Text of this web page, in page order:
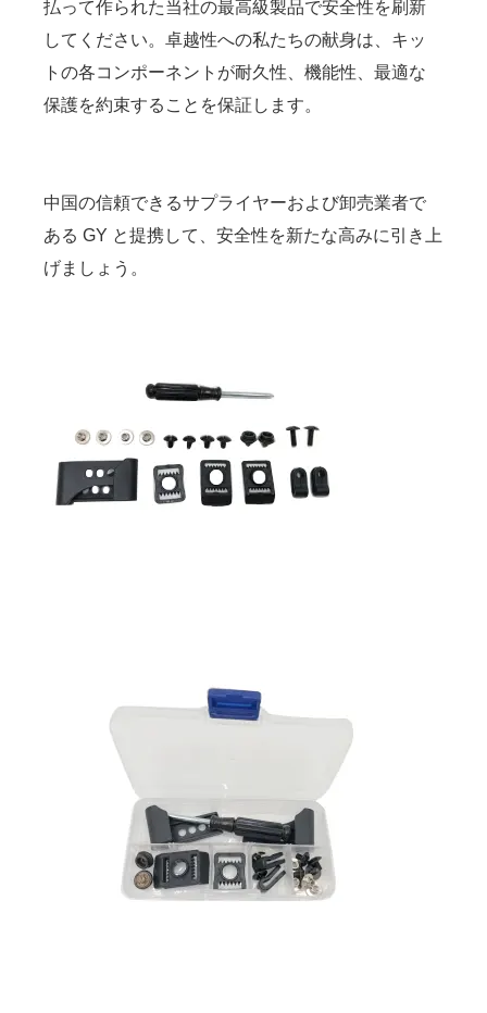
払って作られた当社の最高級製品で安全性を刷新
してください。卓越性への私たちの献身は、キッ
トの各コンポーネントが耐久性、機能性、最適な
保護を約束することを保証します。
中国の信頼できるサプライヤーおよび卸売業者で
ある GY と提携して、安全性を新たな高みに引き上
げましょう。